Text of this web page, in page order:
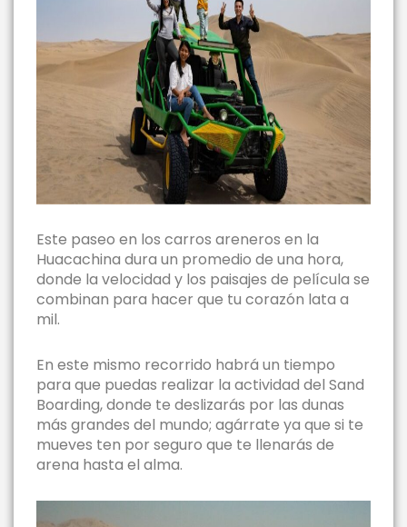
Este paseo en los carros areneros en la
Huacachina dura un promedio de una hora,
donde la velocidad y los paisajes de película se
combinan para hacer que tu corazón lata a
mil.
En este mismo recorrido habrá un tiempo
para que puedas realizar la actividad del Sand
Boarding, donde te deslizarás por las dunas
más grandes del mundo; agárrate ya que si te
mueves ten por seguro que te llenarás de
arena hasta el alma.